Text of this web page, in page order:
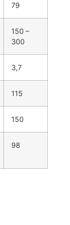
79
150 –
300
3,7
115
150
98